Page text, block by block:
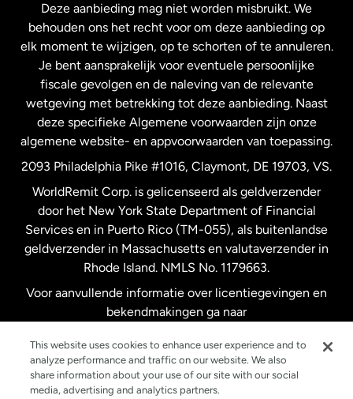
Nieuw-Zeeland
Spanje
Verenigd Koninkrijk
Verenigde Staten English
Verenigde Staten Español
Zweden
Deze aanbieding mag niet worden misbruikt. We
behouden ons het recht voor om deze aanbieding op
elk moment te wijzigen, op te schorten of te annuleren.
Je bent aansprakelijk voor eventuele persoonlijke
fiscale gevolgen en de naleving van de relevante
wetgeving met betrekking tot deze aanbieding. Naast
deze specifieke Algemene voorwaarden zijn onze
algemene website- en appvoorwaarden van toepassing.
2093 Philadelphia Pike #1016, Claymont, DE 19703, VS.
WorldRemit Corp. is gelicenseerd als geldverzender
door het New York State Department of Financial
Services en in Puerto Rico (TM-055), als buitenlandse
geldverzender in Massachusetts en valutaverzender in
Rhode Island. NMLS No. 1179663.
Voor aanvullende informatie over licentiegevingen en
bekendmakingen ga naar
This website uses cookies to enhance user experience and to
analyze performance and traffic on our website. We also
share information about your use of our site with our social
media, advertising and analytics partners.